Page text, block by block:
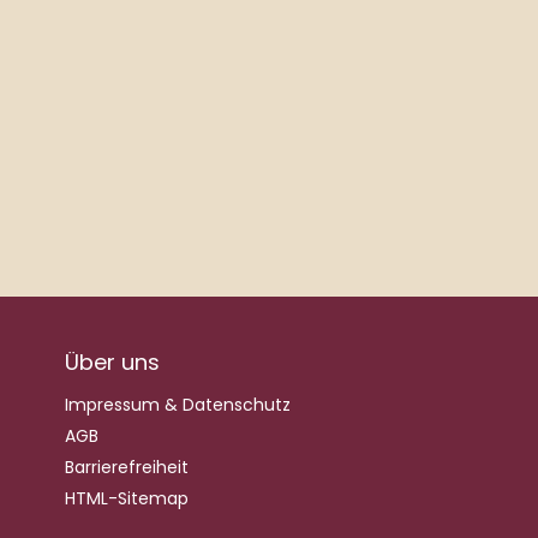
Über uns
Impressum & Datenschutz
AGB
Barrierefreiheit
HTML-Sitemap